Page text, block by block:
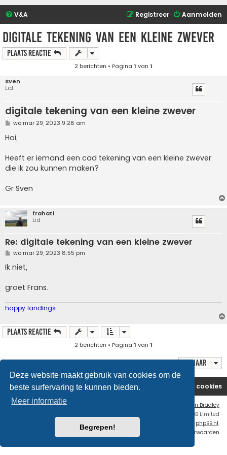
Deze website maakt gebruik van cookies om de
beste surfervaring te kunnen bieden.
Meer informatie
Begrepen!
V&A Aanmelden
Registreer
digitale tekening van een kleine zwever
Plaats reactie
2 berichten • Pagina 1 van 1
Sven
Lid
digitale tekening van een kleine zwever
B
r
i
h
t
wo mar 29, 2023 9:28 am
Hoi,
Heeft er iemand een cad tekening van een kleine zwever
die ik zou kunnen maken?
Gr Sven
frahati
Lid
Re: digitale tekening van een kleine zwever
B
r
i
h
t
wo mar 29, 2023 8:55 pm
Ik niet,
groet Frans.
happy landings
Plaats reactie
2 berichten • Pagina 1 van 1
Ga naar
Website Forum Verwijder cookies
Contact
Ian Bradley
® Forum Software © phpBB Limited
phpBB.nl.
Gebruikersvoorwaarden